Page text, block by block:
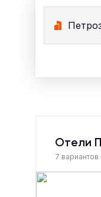
Отели
7 вариантов